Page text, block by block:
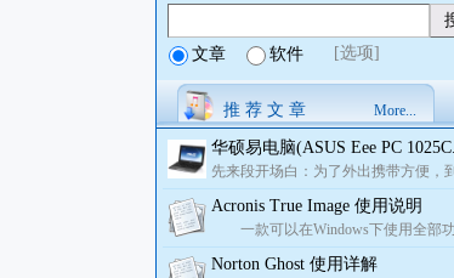
文章 软件 [选项]
推 荐 文 章 More...
华硕易电脑(ASUS Eee PC
先来段开场白：为了外出携带方便，
Acronis True Image 使用说明
一款可以在Windows下使用全部
Norton Ghost 使用详解